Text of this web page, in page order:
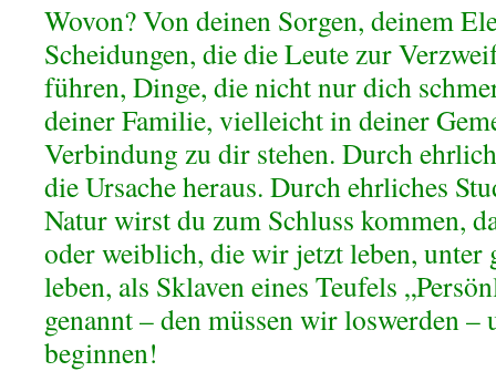
Wovon? Von deinen Sorgen, deinem
Scheidungen, die die Leute zur
führen, Dinge, die nicht nur dich
deiner Familie, vielleicht in deiner
Verbindung zu dir stehen. Durch
die Ursache heraus. Durch ehrliches
Natur wirst du zum Schluss kommen,
oder weiblich, die wir jetzt leben, unter
leben, als Sklaven eines Teufels
genannt – den müssen wir loswerden –
beginnen!